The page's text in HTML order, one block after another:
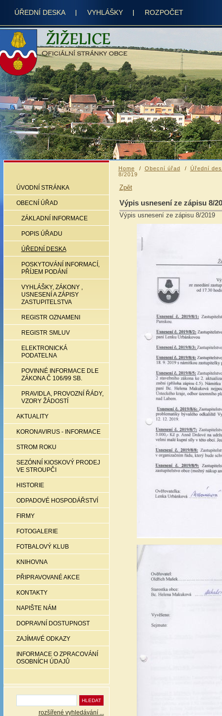
ÚŘEDNÍ DESKA VYHLÁŠKY ROZPOČET
ÚVODNÍ STRÁNKA
OBECNÍ ÚŘAD
ZÁKLADNÍ INFORMACE
POPIS ÚŘADU
ÚŘEDNÍ DESKA
POSKYTOVÁNÍ INFORMACÍ,
PŘÍJEM PODÁNÍ
VYHLÁŠKY, ZÁKONY ,
USNESENÍ A ZÁPISY
ZASTUPITELSTVA
REGISTR OZNAMENI
REGISTR SMLUV
ELEKTRONICKÁ
PODATELNA
POVINNÉ INFORMACE DLE
ZÁKONA Č 106/99 SB.
PRAVIDLA, PROVOZNÍ ŘÁDY,
VZORY ŽÁDOSTÍ
AKTUALITY
KORONAVIRUS - INFORMACE
STROM ROKU
SEZÓNNÍ KIOSKOVÝ PRODEJ
VE STROUPČI
HISTORIE
ODPADOVÉ HOSPODÁŘSTVÍ
FIRMY
FOTOGALERIE
FOTBALOVÝ KLUB
KNIHOVNA
PŘIPRAVOVANÉ AKCE
KONTAKTY
NAPIŠTE NÁM
DOPRAVNÍ DOSTUPNOST
ZAJÍMAVÉ ODKAZY
INFORMACE O ZPRACOVÁNÍ
OSOBNÍCH ÚDAJŮ
rozšířené vyhledávání ...
Home Obecní úřad
Úřední
8/2019
Zpět
Výpis usnesení ze zápisu 8/
Výpis usnesení ze zápisu 8/2019